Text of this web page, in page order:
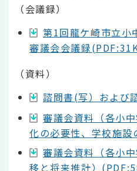
（会議録）
第1回龍ケ崎市立小
審議会会議録
（資料）
諮問書(写）および
審議会資料（各小
化の必要性、学校施
審議会資料（各小
移と将来推計）